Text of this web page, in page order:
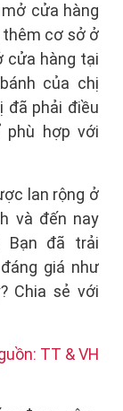
cửa hàng
cơ sở ở
cửa hàng tại
của chị
đã phải điều
phù hợp với
lan rộng ở
và đến nay
Bạn đã trải
giá như
Chia sẻ với
TT & VH